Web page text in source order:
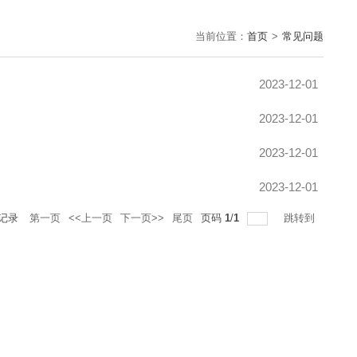
当前位置： 首页 > 常见问题
2023-12-01
2023-12-01
2023-12-01
2023-12-01
录 第一页 <<上一页 下一页>> 尾页 页码 1/1 跳转到